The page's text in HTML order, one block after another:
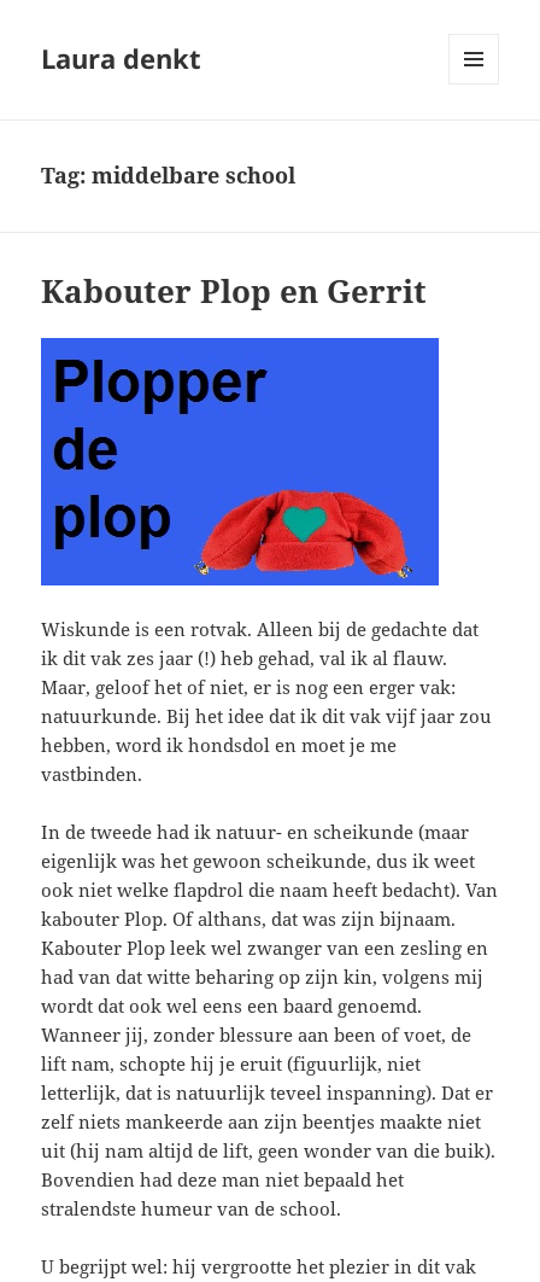
Laura denkt
Tag:middelbare school
Kabouter Plop en Gerrit
Wiskunde is een rotvak. Alleen bij de gedachte dat
ik dit vak zes jaar (!) heb gehad, val ik al flauw.
Maar, geloof het of niet, er is nog een erger vak:
natuurkunde. Bij het idee dat ik dit vak vijf jaar zou
hebben, word ik hondsdol en moet je me
vastbinden.
In de tweede had ik natuur- en scheikunde (maar
eigenlijk was het gewoon scheikunde, dus ik weet
ook niet welke flapdrol die naam heeft bedacht). Van
kabouter Plop. Of althans, dat was zijn bijnaam.
Kabouter Plop leek wel zwanger van een zesling en
had van dat witte beharing op zijn kin, volgens mij
wordt dat ook wel eens een baard genoemd.
Wanneer jij, zonder blessure aan been of voet, de
lift nam, schopte hij je eruit (figuurlijk, niet
letterlijk, dat is natuurlijk teveel inspanning). Dat er
zelf niets mankeerde aan zijn beentjes maakte niet
uit (hij nam altijd de lift, geen wonder van die buik).
Bovendien had deze man niet bepaald het
stralendste humeur van de school.
U begrijpt wel: hij vergrootte het plezier in dit vak